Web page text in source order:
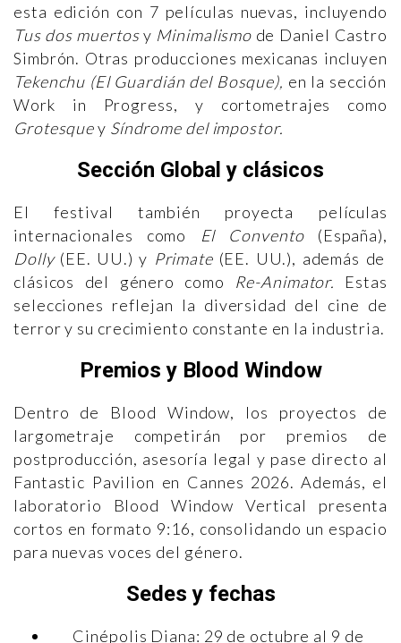
esta edición con 7 películas nuevas, incluyendo
Tus dos muertosy Minimalismo de Daniel Castro
Simbrón. Otras producciones mexicanas incluyen
Tekenchu (El Guardián del Bosque), en la sección
Work in Progress, y cortometrajes como
Grotesquey Síndrome del impostor.
Sección Global y clásicos
El festival también proyecta películas
internacionales como
El Convento (España),
Dolly(EE. UU.) y Primate (EE. UU.), además de
clásicos del género como Re-Animator. Estas
selecciones reflejan la diversidad del cine de
terror y su crecimiento constante en la industria.
Premios y Blood Window
Dentro de Blood Window, los proyectos de
largometraje competirán por premios de
postproducción, asesoría legal y pase directo al
Fantastic Pavilion en Cannes 2026. Además, el
laboratorio Blood Window Vertical presenta
cortos en formato 9:16, consolidando un espacio
para nuevas voces del género.
Sedes y fechas
Cinépolis Diana: 29 de octubre al 9 de